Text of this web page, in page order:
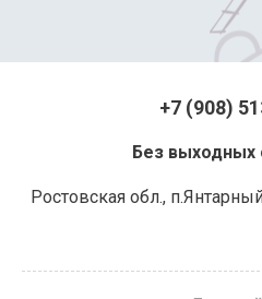
+7 (908)
Без выходных
Ростовская обл.,